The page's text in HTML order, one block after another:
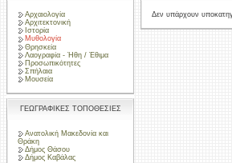
Αρχαιολογία
Αρχιτεκτονική
Ιστορία
Μυθολογία
Θρησκεία
Λαογραφία - Ήθη / Έθιμα
Προσωπικότητες
Σπήλαια
Μουσεία
ΓΕΩΓΡΑΦΙΚΕΣ ΤΟΠΟΘΕΣΙΕΣ
Ανατολική Μακεδονία και
Θράκη
Δήμος Θάσου
Δήμος Καβάλας
Δεν υπάρχουν